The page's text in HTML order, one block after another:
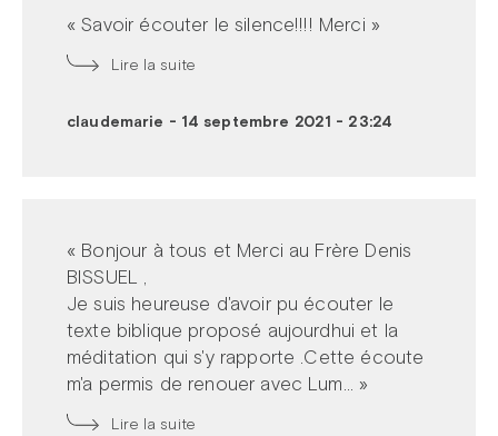
« Savoir écouter le silence!!!! Merci »
Lire la suite
claudemarie - 14 septembre 2021 - 23:24
« Bonjour à tous et Merci au Frère Denis
BISSUEL ,
Je suis heureuse d'avoir pu écouter le
texte biblique proposé aujourdhui et la
méditation qui s'y rapporte .Cette écoute
m'a permis de renouer avec Lum... »
Lire la suite